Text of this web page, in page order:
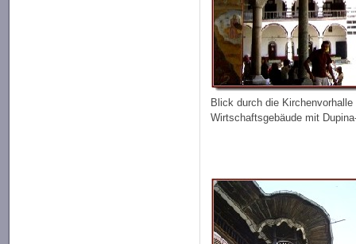
Blick durch die Kirchenvorhalle
Wirtschaftsgebäude mit